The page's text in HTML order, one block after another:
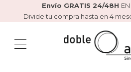
Envío GRATIS 24/48H
Divide tu compra hasta en 4